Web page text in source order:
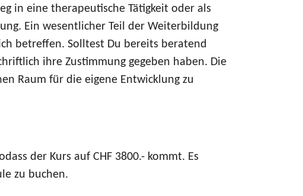
in eine therapeutische Tätigkeit oder als
Ein wesentlicher Teil der Weiterbildung
betreffen. Solltest Du bereits beratend
ihre Zustimmung gegeben haben. Die
Raum für die eigene Entwicklung zu
der Kurs auf CHF 3800.- kommt. Es
zu buchen.